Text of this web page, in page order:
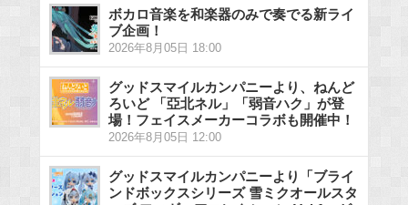
ボカロ音楽を和楽器のみで奏でる新ライ
ブ企画！
2026年8月05日 18:00
グッドスマイルカンパニーより、ねんど
ろいど 「亞北ネル」「弱音ハク」が登
場！フェイスメーカーコラボも開催中！
2026年8月05日 12:00
グッドスマイルカンパニーより「ブライ
ンドボックスシリーズ 雪ミクオールスタ